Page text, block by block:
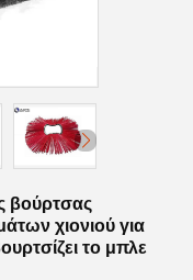
βούρτσας
χιονιού για
το μπλε